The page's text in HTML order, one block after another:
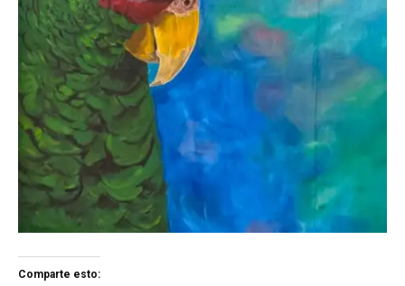
Comparte esto: